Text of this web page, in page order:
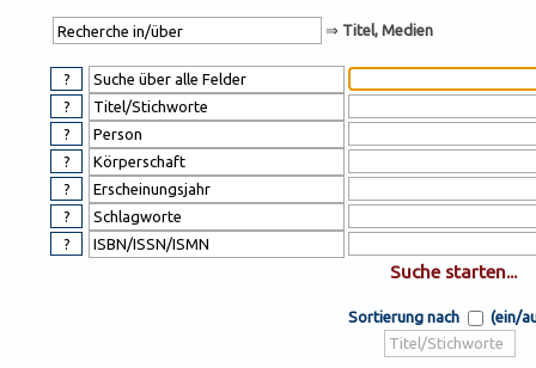
⇒ Titel, Medien
Sortierung nach (ein/